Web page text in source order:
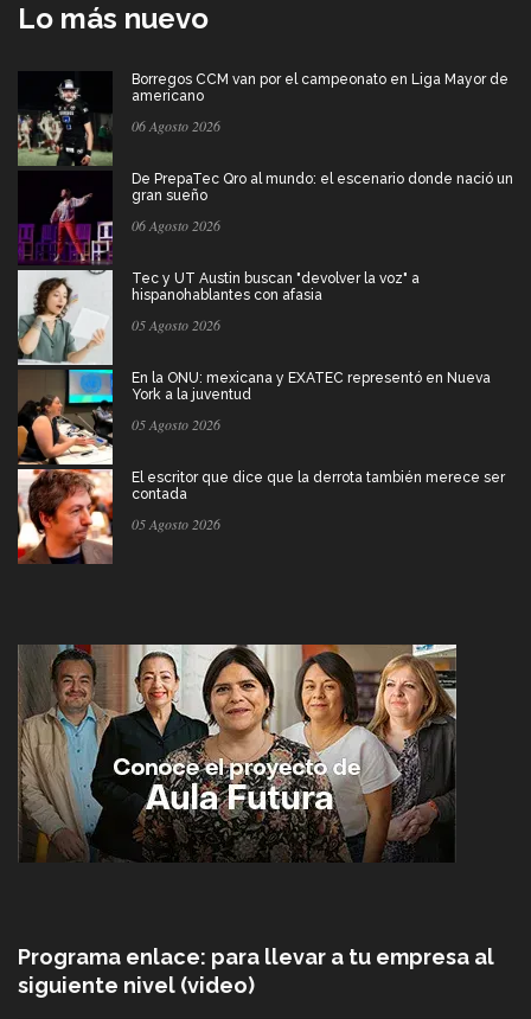
Lo más nuevo
Borregos CCM van por el campeonato en Liga Mayor de
americano
06 Agosto 2026
De PrepaTec Qro al mundo: el escenario donde nació un
gran sueño
06 Agosto 2026
Tec y UT Austin buscan "devolver la voz" a
hispanohablantes con afasia
05 Agosto 2026
En la ONU: mexicana y EXATEC representó en Nueva
York a la juventud
05 Agosto 2026
El escritor que dice que la derrota también merece ser
contada
05 Agosto 2026
Programa enlace: para llevar a tu empresa al
siguiente nivel (video)